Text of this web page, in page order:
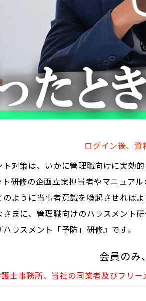
ログイン後、
対策は、いかに管理職向けに実効
ト研修の企画立案担当者やマニュア
のように当事者意識を喚起させれば
まに、管理職向けのハラスメント
ラスメント「予防」研修​』です。
会員のみ
護士事務所、当社の同業者及びフリ